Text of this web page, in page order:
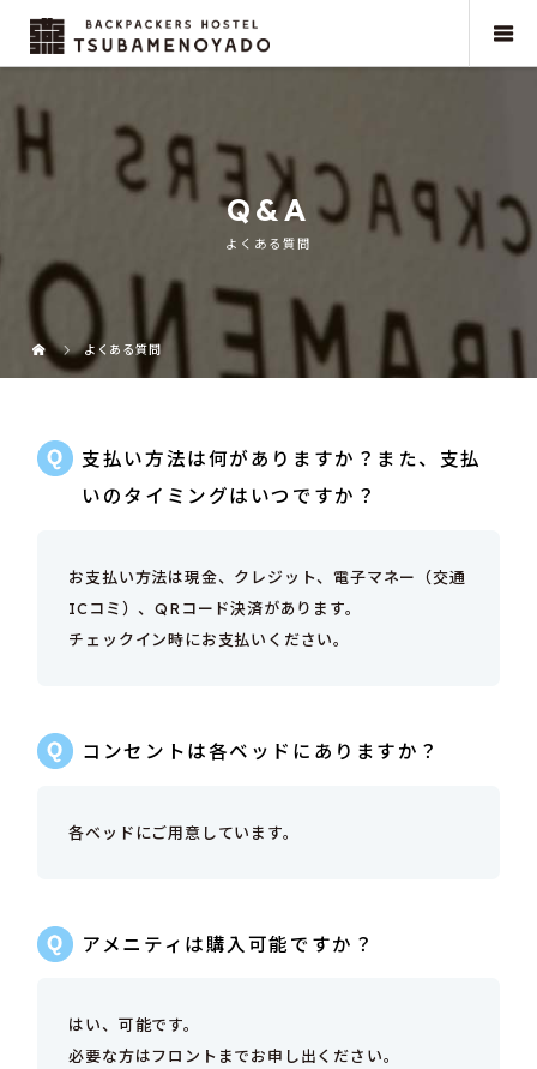
Q&A
よくある質問
よくある質問
支払い方法は何がありますか？また、支払
いのタイミングはいつですか？
お支払い方法は現金、クレジット、電子マネー（交通
ICコミ）、QRコード決済があります。
チェックイン時にお支払いください。
コンセントは各ベッドにありますか？
各ベッドにご用意しています。
アメニティは購入可能ですか？
はい、可能です。
必要な方はフロントまでお申し出ください。